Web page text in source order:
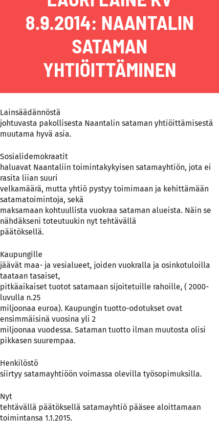
8.9.2014: NAANTALIN
SATAMAN
YHTIÖITTÄMINEN
Lainsäädännöstä
johtuvasta pakollisesta Naantalin sataman yhtiöittämisestä
muutama hyvä asia.
Sosialidemokraatit
haluavat Naantaliin toimintakykyisen satamayhtiön, jota ei
rasita liian suuri
velkamäärä, mutta yhtiö pystyy toimimaan ja kehittämään
satamatoimintoja, sekä
maksamaan kohtuullista vuokraa sataman alueista. Näin se
nähdäkseni toteutuukin nyt tehtävällä
päätöksellä.
Kaupungille
jäävät maa- ja vesialueet, joiden vuokralla ja osinkotuloilla
taataan tasaiset,
pitkäaikaiset tuotot satamaan sijoitetuille rahoille, ( 2000-
luvulla n.25
miljoonaa euroa). Kaupungin tuotto-odotukset ovat
ensimmäisinä vuosina yli 2
miljoonaa vuodessa. Sataman tuotto ilman muutosta olisi
pikkasen suurempaa.
Henkilöstö
siirtyy satamayhtiöön voimassa olevilla työsopimuksilla.
Nyt
tehtävällä päätöksellä satamayhtiö pääsee aloittamaan
toimintansa 1.1.2015.